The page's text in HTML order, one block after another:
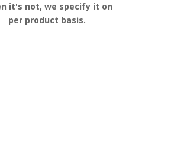
it's not, we specify it on
per product basis.